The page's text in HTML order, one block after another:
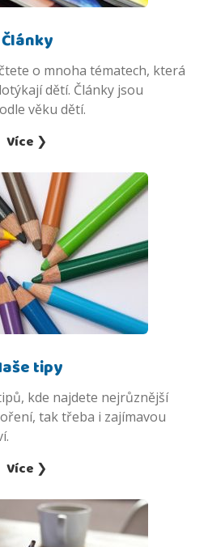
Články
o mnoha tématech, která
dětí. Články jsou
věku dětí.
Více ❯
tipy
kde najdete nejrůznější
tak třeba i zajímavou
Více ❯